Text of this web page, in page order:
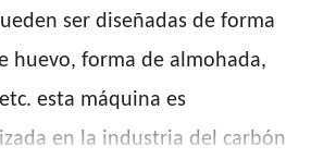
ser diseñadas de forma
huevo, forma de almohada,
esta máquina es
en la industria del carbón